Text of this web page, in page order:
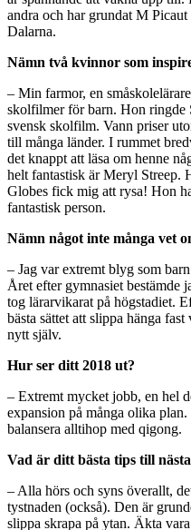
andra och har grundat M
Dalarna.
Nämn två kvinnor som
– Min farmor, en
skolfilmer för barn. Hon ringde
svensk skolfilm. Vann priser
till många länder. I rummet
det knappt att läsa om henne
helt fantastisk är Meryl Streep.
Globes fick mig att rysa! Hon
fantastisk person.
Nämn något inte många vet
– Jag var extremt blyg som
Året efter gymnasiet bestämde
tog lärarvikarat på högstadiet.
bästa sättet att slippa hänga
nytt själv.
Hur ser ditt 2018 ut?
– Extremt mycket jobb, en hel
expansion på många olika
balansera alltihop med qigong.
Vad är ditt bästa tips till
– Alla hörs och syns överallt,
tystnaden (också). Den är
slippa skrapa på ytan. Äkta